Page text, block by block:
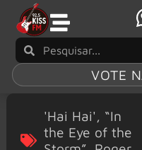
VOTE
'Hai Hai', “In
the Eye of the